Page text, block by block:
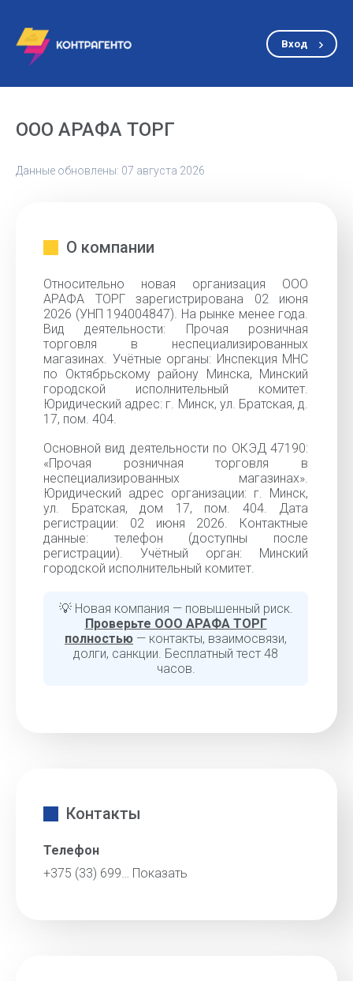
Вход
ООО АРАФА ТОРГ
Данные обновлены: 07 августа 2026
О компании
Относительно новая организация ООО
АРАФА ТОРГ зарегистрирована 02 июня
2026 (УНП 194004847). На рынке менее года.
Вид деятельности: Прочая розничная
торговля в неспециализированных
магазинах. Учётные органы: Инспекция МНС
по Октябрьскому району Минска, Минский
городской исполнительный комитет.
Юридический адрес: г. Минск, ул. Братская, д.
17, пом. 404.
Основной вид деятельности по ОКЭД 47190:
«Прочая розничная торговля в
неспециализированных магазинах».
Юридический адрес организации: г. Минск,
ул. Братская, дом 17, пом. 404. Дата
регистрации: 02 июня 2026. Контактные
данные: телефон (доступны после
регистрации). Учётный орган: Минский
городской исполнительный комитет.
💡 Новая компания — повышенный риск.
Проверьте ООО АРАФА ТОРГ
полностью — контакты, взаимосвязи,
долги, санкции. Бесплатный тест 48
часов.
Контакты
Телефон
+375 (33) 699… Показать